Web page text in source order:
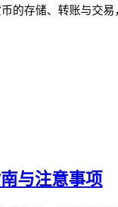
的存储、转账与交
与注意事项